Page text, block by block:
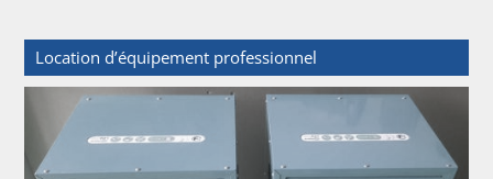
Location d’équipement professionnel